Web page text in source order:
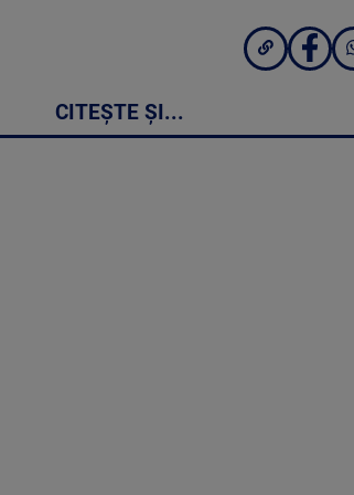
CITEȘTE ȘI...